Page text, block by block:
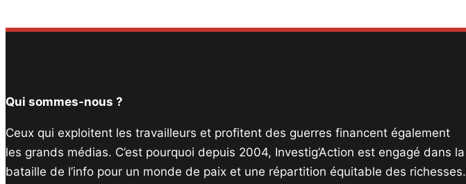
Qui sommes-nous ?
Ceux qui exploitent les travailleurs et profitent des guerres financent également
les grands médias. C’est pourquoi depuis 2004, Investig’Action est engagé dans la
bataille de l’info pour un monde de paix et une répartition équitable des richesses.